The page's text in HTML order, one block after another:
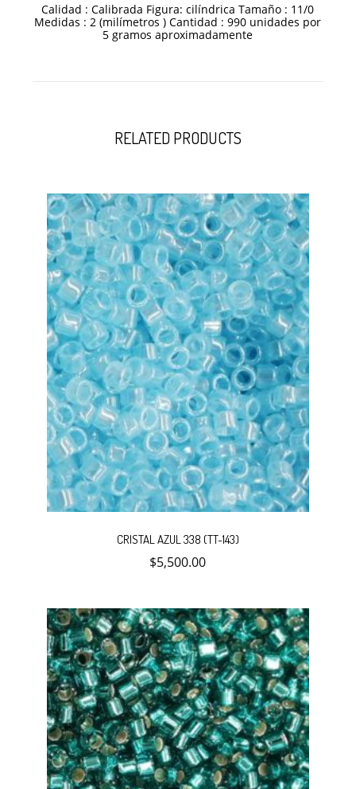
Calidad : Calibrada Figura: cilíndrica Tamaño : 11/0
Medidas : 2 (milímetros ) Cantidad : 990 unidades por
5 gramos aproximadamente
RELATED PRODUCTS
CRISTAL AZUL 338 (TT-143)
$5,500.00